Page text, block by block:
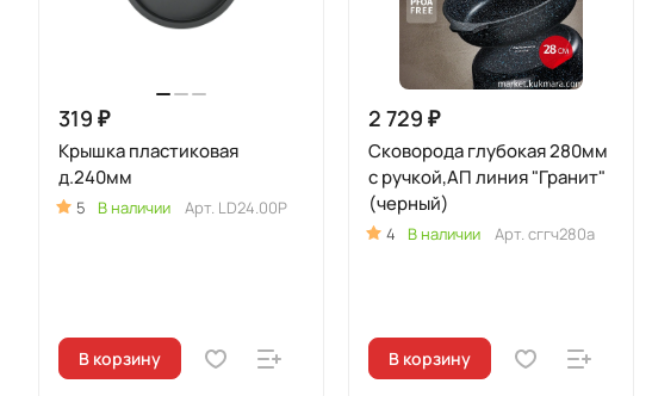
319 ₽
Крышка пластиковая
д.240мм
5 В наличии Арт. LD24.00P
В корзину
2 729 ₽
Сковорода глубокая 280мм
с ручкой,АП линия "Гранит"
(черный)
4 В наличии Арт. сггч280а
В корзину